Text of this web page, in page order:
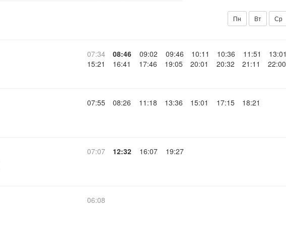
Пн Вт Ср
07:34 08:46 09:02 09:46 10:11 10:36 11:51 13:01
15:21
16:41 17:46 19:05 20:01 20:32 21:11 22:00
07:55 08:26 11:18 13:36 15:01 17:15 18:21
07:07 12:32 16:07 19:27
06:08